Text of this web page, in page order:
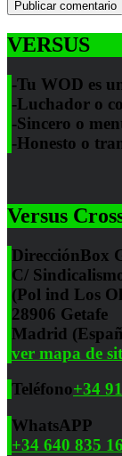
VERSUS
-Tu WOD es
-Luchador o
-Sincero o
-Honesto o
Versus
DirecciónBox
C/
(Pol ind Los
28906 Getafe
Madrid
ver mapa de
Teléfono+34
WhatsAPP
+34 640 835